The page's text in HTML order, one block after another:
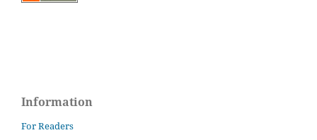
Information
For Readers